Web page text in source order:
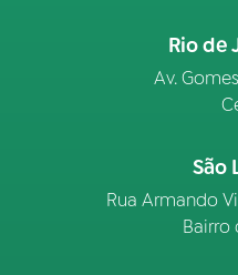
Rio de
Av.
São
Rua Armando
Bairro